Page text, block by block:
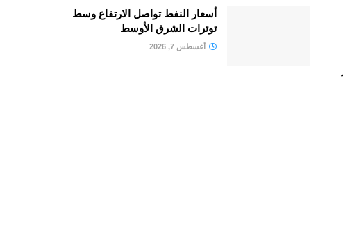
أسعار النفط تواصل الارتفاع وسط
توترات الشرق الأوسط
أغسطس 7, 2026